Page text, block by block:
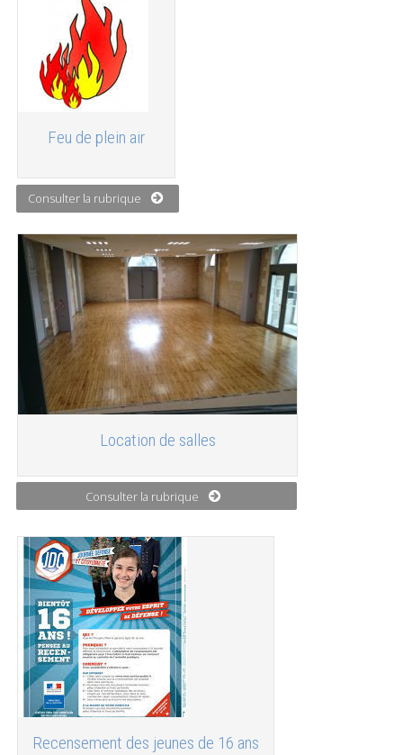
Feu de plein air
Consulter la rubrique
Location de salles
Consulter la rubrique
Recensement des jeunes de 16 ans